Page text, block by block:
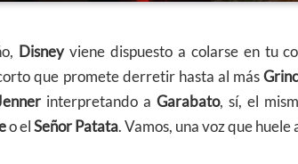
Disneyviene dispuesto a colarse en tu
que promete derretir hasta al más
interpretando aGarabato, sí, el
o el Señor Patata. Vamos, una voz que